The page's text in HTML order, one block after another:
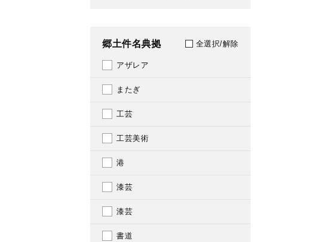
2021
2022
2023
2024
2025
2026
郷土件名典拠 全選択/解除
アザレア
またぎ
工芸
工芸美術
港
漆芸
漆芸
書道